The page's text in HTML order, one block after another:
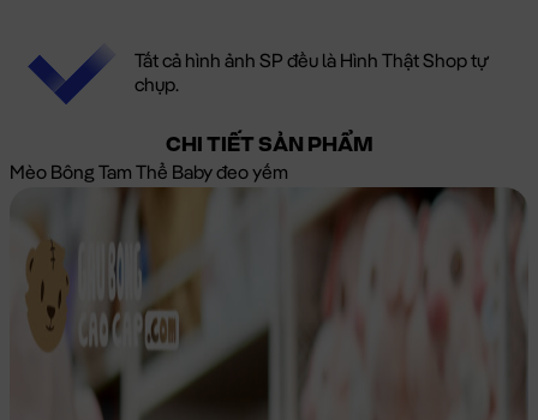
Tất cả hình ảnh SP đều là Hình Thật Shop tự
chụp.
CHI TIẾT SẢN PHẨM
Mèo Bông Tam Thể Baby đeo yếm